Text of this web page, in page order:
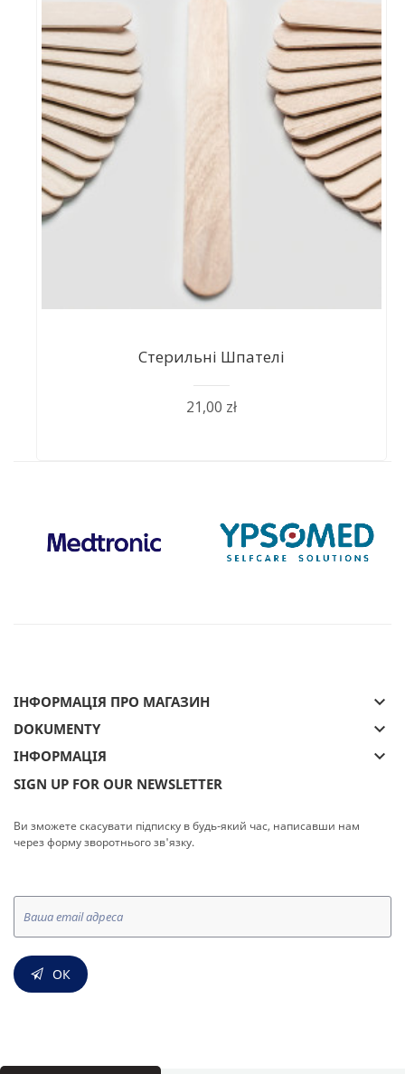
Стерильні Шпателі
21,00 zł
ІНФОРМАЦІЯ ПРО МАГАЗИН keyboard_arrow_down
DOKUMENTY keyboard_arrow_down
ІНФОРМАЦІЯ keyboard_arrow_down
SIGN UP FOR OUR NEWSLETTER
Ви зможете скасувати підписку в будь-який час, написавши нам
через форму зворотнього зв'язку.
ОК